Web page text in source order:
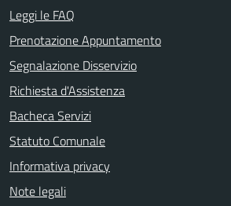
Leggi le FAQ
Prenotazione Appuntamento
Segnalazione Disservizio
Richiesta d'Assistenza
Bacheca Servizi
Statuto Comunale
Informativa privacy
Note legali